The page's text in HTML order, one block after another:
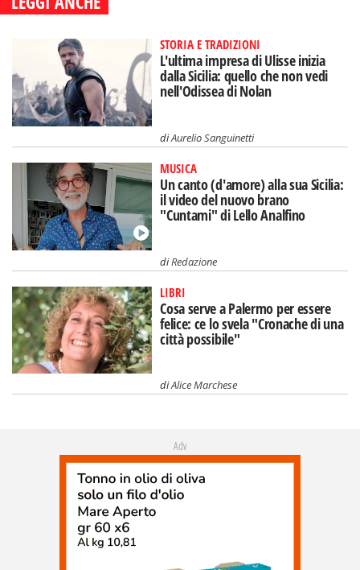
STORIA E TRADIZIONI
L'ultima impresa di Ulisse inizia
dalla Sicilia: quello che non vedi
nell'Odissea di Nolan
diAurelio Sanguinetti
MUSICA
Un canto (d'amore) alla sua Sicilia:
il video del nuovo brano
"Cuntami" di Lello Analfino
diRedazione
LIBRI
Cosa serve a Palermo per essere
felice: ce lo svela "Cronache di una
città possibile"
diAlice Marchese
Adv